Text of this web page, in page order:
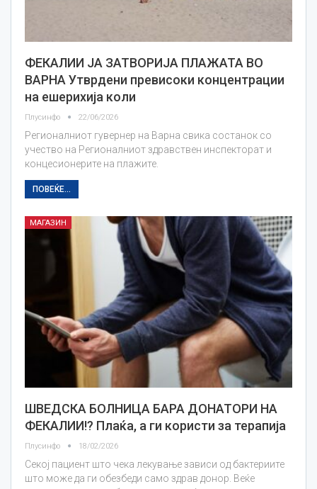
ФЕКАЛИИ ЈА ЗАТВОРИЈА ПЛАЖАТА ВО
ВАРНА Утврдени превисоки концентрации
на ешерихија коли
Плусинфо 22/06/2026
Регионалниот гувернер на Варна свика состанок со
учество на Регионалниот здравствен инспекторат и
концесионерите на плажите.
ПОВЕЌЕ...
МАГАЗИН
ШВЕДСКА БОЛНИЦА БАРА ДОНАТОРИ НА
ФЕКАЛИИ!? Плаќа, а ги користи за терапија
Плусинфо 18/02/2026
Секој пациент што чека лекување зависи од бактериите
што може да ги обезбеди само здрав донор. Веќе